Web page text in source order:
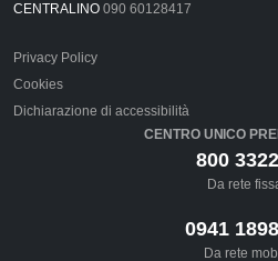
CENTRALINO 090 60128417
Privacy Policy
Cookies
Dichiarazione di accessibilità
CENTRO UNICO
800
Da rete
0941
Da rete